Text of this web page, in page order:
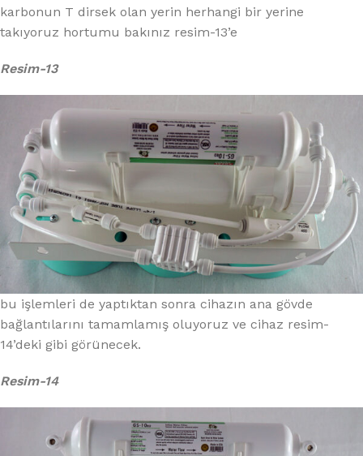
karbonun T dirsek olan yerin herhangi bir yerine
takıyoruz hortumu bakınız resim-13’e
Resim-13
bu işlemleri de yaptıktan sonra cihazın ana gövde
bağlantılarını tamamlamış oluyoruz ve cihaz resim-
14’deki gibi görünecek.
Resim-14